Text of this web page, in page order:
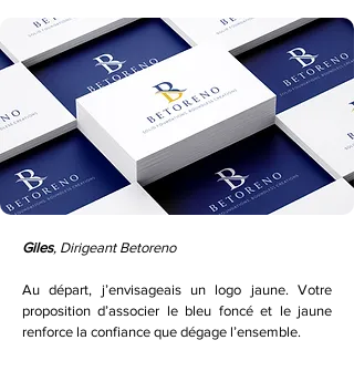
Giles, Dirigeant Betoreno
Au départ, j’envisageais un logo jaune. Votre
proposition d’associer le bleu foncé et le jaune
renforce la confiance que dégage l’ensemble.